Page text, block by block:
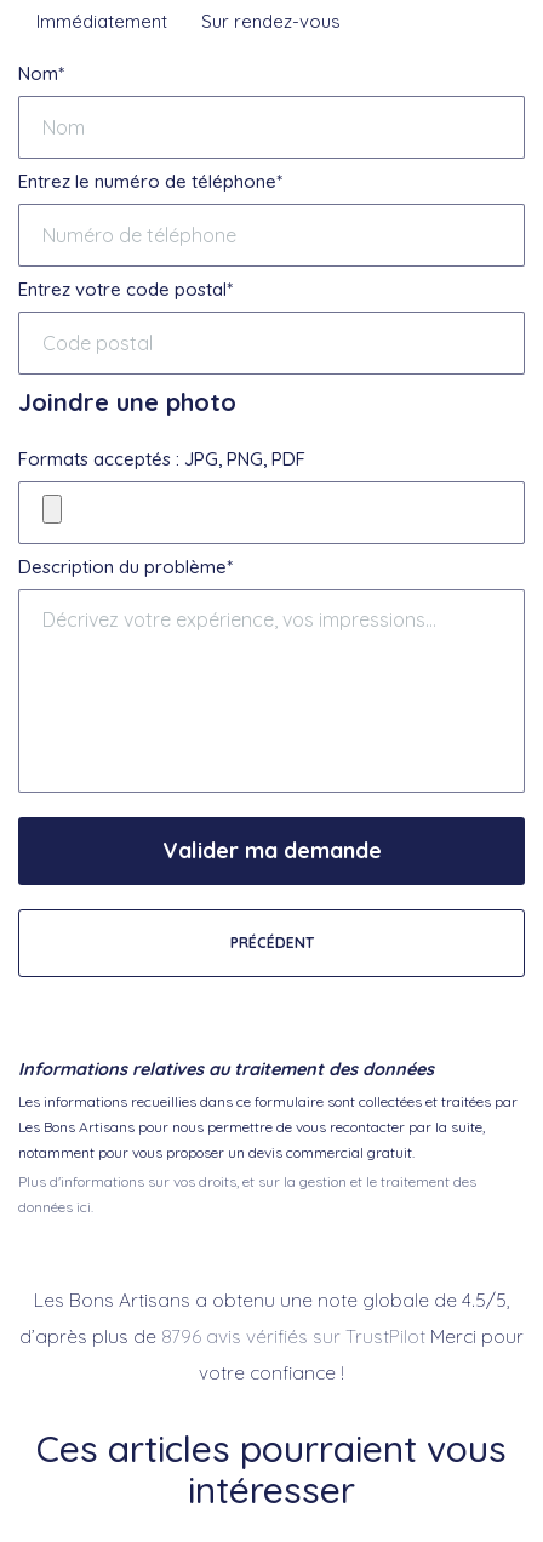
Immédiatement Sur rendez-vous
Nom*
Entrez le numéro de téléphone*
Entrez votre code postal*
Joindre une photo
Formats acceptés : JPG, PNG, PDF
Description du problème*
PRÉCÉDENT
Valider ma demande
Informations relatives au traitement des données
Les informations recueillies dans ce formulaire sont collectées et traitées par
Les Bons Artisans pour nous permettre de vous recontacter par la suite,
notamment pour vous proposer un devis commercial gratuit.
Plus d'informations sur vos droits, et sur la gestion et le traitement des
données ici.
Les Bons Artisans a obtenu une note globale de 4.5/5,
d’après plus de 8796 avis vérifiés sur TrustPilot Merci pour
votre confiance !
Ces articles pourraient vous
intéresser